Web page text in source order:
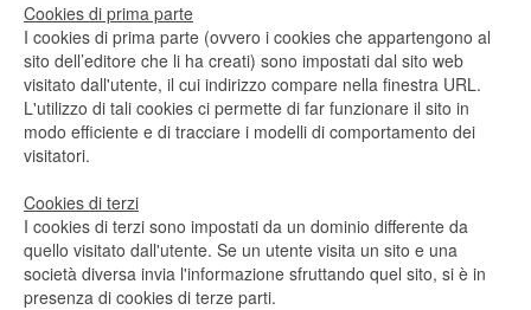
Cookies di prima parte
I cookies di prima parte (ovvero i cookies che appartengono al
sito dell’editore che li ha creati) sono impostati dal sito web
visitato dall'utente, il cui indirizzo compare nella finestra URL.
L'utilizzo di tali cookies ci permette di far funzionare il sito in
modo efficiente e di tracciare i modelli di comportamento dei
visitatori.
Cookies di terzi
I cookies di terzi sono impostati da un dominio differente da
quello visitato dall'utente. Se un utente visita un sito e una
società diversa invia l'informazione sfruttando quel sito, si è in
presenza di cookies di terze parti.